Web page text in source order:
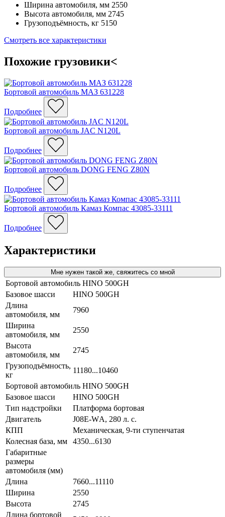
Ширина автомобиля, мм 2550
Высота автомобиля, мм 2745
Грузоподъёмность, кг 5150
Смотреть все характеристики
Похожие грузовики<
Бортовой автомобиль МАЗ 631228
Подробнее
Бортовой автомобиль JAC N120L
Подробнее
Бортовой автомобиль DONG FENG Z80N
Подробнее
Бортовой автомобиль Камаз Компас 43085-33111
Подробнее
Характеристики
Мне нужен такой же, свяжитесь со мной
Бортовой автомобиль HINO 500GH
Базовое шасси
HINO 500GH
Длина
автомобиля, мм
7960
Ширина
автомобиля, мм
2550
Высота
автомобиля, мм
2745
Грузоподъёмность,
кг
11180...10460
Бортовой автомобиль HINO 500GH
Базовое шасси
HINO 500GH
Тип надстройки
Платформа бортовая
Двигатель
J08E-WА, 280 л. с.
КПП
Механическая, 9-ти ступенчатая
Колесная база, мм
4350...6130
Габаритные
размеры
автомобиля (мм)
Длина
7660...11110
Ширина
2550
Высота
2745
Длина бортовой